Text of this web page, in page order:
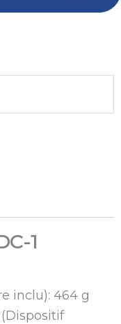
1
inclu): 464 g